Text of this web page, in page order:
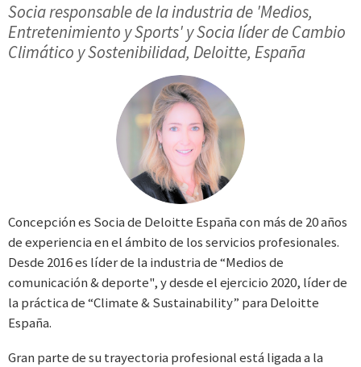
Socia responsable de la industria de 'Medios,
Entretenimiento y Sports' y Socia líder de Cambio
Climático y Sostenibilidad, Deloitte, España
Concepción es Socia de Deloitte España con más de 20 años
de experiencia en el ámbito de los servicios profesionales.
Desde 2016 es líder de la industria de “Medios de
comunicación & deporte", y desde el ejercicio 2020, líder de
la práctica de “Climate & Sustainability” para Deloitte
España.
Gran parte de su trayectoria profesional está ligada a la